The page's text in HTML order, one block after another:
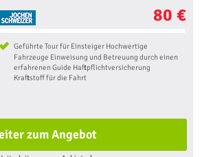
80 €
Geführte Tour für Einsteiger Hochwertige
Fahrzeuge Einweisung und Betreuung durch einen
erfahrenen Guide Haftpflichtversicherung
Kraftstoff für die Fahrt
zum Angebot